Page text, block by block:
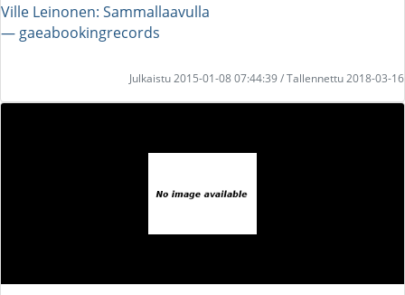
Ville Leinonen: Sammallaavulla
― gaeabookingrecords
Julkaistu 2015-01-08 07:44:39 / Tallennettu 2018-03-16